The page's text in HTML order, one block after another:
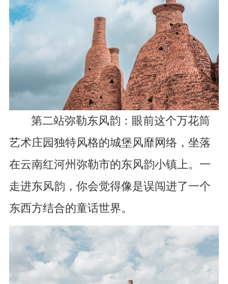
第二站弥勒东风韵：眼前这个万花筒
艺术庄园独特风格的城堡风靡网络，坐落
在云南红河州弥勒市的东风韵小镇上。一
走进东风韵，你会觉得像是误闯进了一个
东西方结合的童话世界。